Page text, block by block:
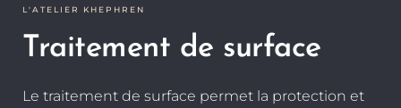
L'ATELIER KHEPHREN
Traitement de surface
Le traitement de surface permet la protection et